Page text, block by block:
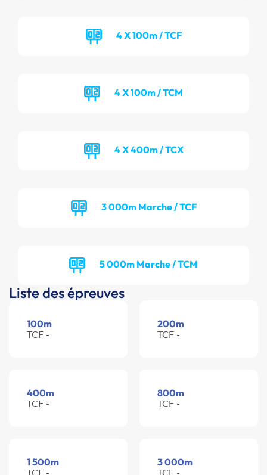
4 X 100m / TCF
4 X 100m / TCM
4 X 400m / TCX
3 000m Marche / TCF
5 000m Marche / TCM
Liste des épreuves
100m
TCF -
200m
TCF -
400m
TCF -
800m
TCF -
1 500m
TCF -
3 000m
TCF -